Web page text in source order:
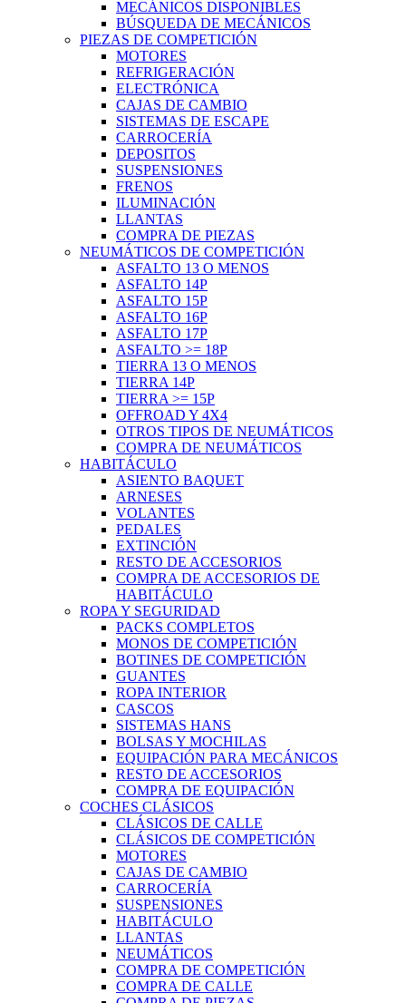
MECÁNICOS DISPONIBLES
BÚSQUEDA DE MECÁNICOS
PIEZAS DE COMPETICIÓN
MOTORES
REFRIGERACIÓN
ELECTRÓNICA
CAJAS DE CAMBIO
SISTEMAS DE ESCAPE
CARROCERÍA
DEPOSITOS
SUSPENSIONES
FRENOS
ILUMINACIÓN
LLANTAS
COMPRA DE PIEZAS
NEUMÁTICOS DE COMPETICIÓN
ASFALTO 13 O MENOS
ASFALTO 14P
ASFALTO 15P
ASFALTO 16P
ASFALTO 17P
ASFALTO >= 18P
TIERRA 13 O MENOS
TIERRA 14P
TIERRA >= 15P
OFFROAD Y 4X4
OTROS TIPOS DE NEUMÁTICOS
COMPRA DE NEUMÁTICOS
HABITÁCULO
ASIENTO BAQUET
ARNESES
VOLANTES
PEDALES
EXTINCIÓN
RESTO DE ACCESORIOS
COMPRA DE ACCESORIOS DE
HABITÁCULO
ROPA Y SEGURIDAD
PACKS COMPLETOS
MONOS DE COMPETICIÓN
BOTINES DE COMPETICIÓN
GUANTES
ROPA INTERIOR
CASCOS
SISTEMAS HANS
BOLSAS Y MOCHILAS
EQUIPACIÓN PARA MECÁNICOS
RESTO DE ACCESORIOS
COMPRA DE EQUIPACIÓN
COCHES CLÁSICOS
CLÁSICOS DE CALLE
CLÁSICOS DE COMPETICIÓN
MOTORES
CAJAS DE CAMBIO
CARROCERÍA
SUSPENSIONES
HABITÁCULO
LLANTAS
NEUMÁTICOS
COMPRA DE COMPETICIÓN
COMPRA DE CALLE